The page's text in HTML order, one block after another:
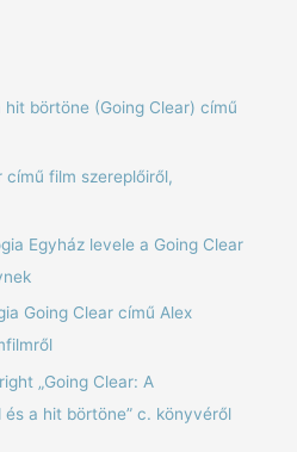
börtöne (Going Clear) című
című film szereplőiről,
Egyház levele a Going Clear
Going Clear című Alex
„Going Clear: A
a hit börtöne” c. könyvéről